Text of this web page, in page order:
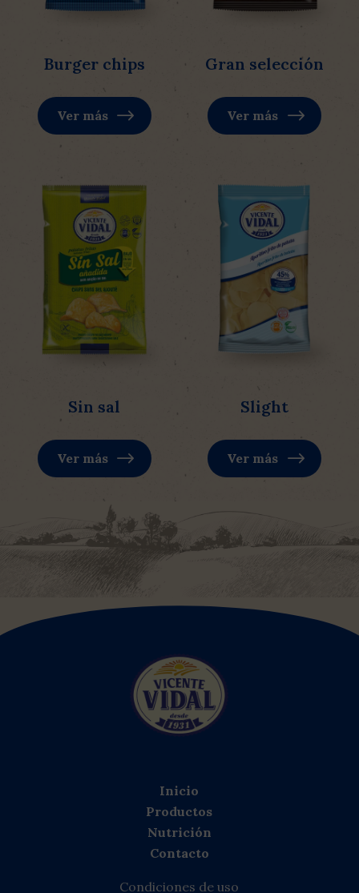
Burger chips
Ver más
Gran selección
Ver más
Sin sal
Ver más
Slight
Ver más
Inicio
Productos
Nutrición
Contacto
Condiciones de uso